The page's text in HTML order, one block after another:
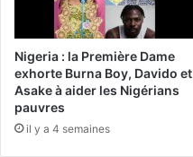
Nigeria : la Première Dame
exhorte Burna Boy, Davido et
Asake à aider les Nigérians
pauvres
il y a 4 semaines